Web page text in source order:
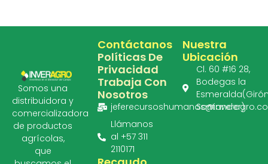
Somos una
distribuidora y
comercializadora
de productos
agrícolas,
que
Contáctanos
Políticas De
Privacidad
Trabaja Con
Nosotros
Llámanos
al +57 311
2110171
Nuestra
Ubicación
Cl. 60 #16 28,
Bodegas la
Santander)